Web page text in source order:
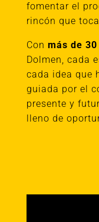
fomentar el
rincón que
Con más de
Dolmen, cada
cada idea que
guiada por el
presente y
lleno de